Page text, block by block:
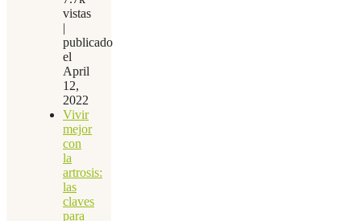
vistas
|
publicado
el
April
12,
2022
Vivir
mejor
con
la
artrosis:
las
claves
para